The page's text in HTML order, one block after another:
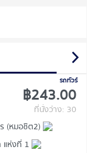
รถทัวร์
฿243.00
ที่นั่งว่าง: 30
(หมอชิต2)
แห่งที่ 1